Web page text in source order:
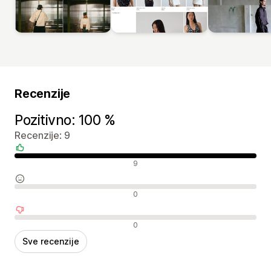
Recenzije
Pozitivno: 100 %
Recenzije: 9
Pozitivne recenzije 9
Neutralne recenzije 0
Negativne recenzije 0
Sve recenzije